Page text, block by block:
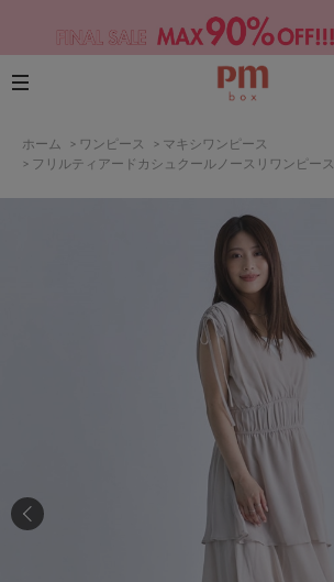
ホーム > ワンピース > マキシワンピース
> フリルティアードカシュクールノースリワンピース